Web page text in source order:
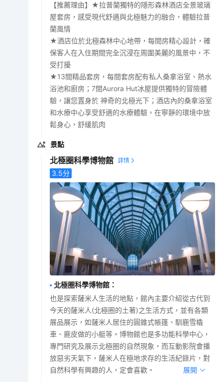
【推薦理由】★拉普蘭獨特的隱形森林酒店全景玻璃
屋套房，感受現代舒適與北極魅力的融合，體驗拉普
蘭風情
★酒店位於北極森林中心地帶，每間房精心設計，確
保客人在入住期間完全沉浸在周圍美麗的風景中，不
受打擾
★13間精品套房，每間套房配有私人桑拿浴室、熱水
浴池和廚房；7間Aurora Hut冰屋提供獨特的冒險體
驗，讓您置身於 神奇的北極光下；酒店內的桑拿浴室
和水療中心享受舒適的水療體驗，在寧靜的環境中放
鬆身心，舒緩肌肉
景點
北極圈科學博物館
3.5分
北極圈科學博物館 ：
也是探索薩米人生活的地點，館內主要介紹從古代到
今天的薩米人(北極圈的土著)之生活方式，並有各類
展品展示，如薩米人居住的圓錐式帳篷、馴鹿雪橇
車、鹿皮做的小艇等。博物館也是多功能科學中心，
專門研究及展示北極圈的自然現象，而互動影院會播
放惡劣天氣下，薩米人在極地求存的生活紀錄片，對
自然科學有興趣的人，定會喜歡。
展開